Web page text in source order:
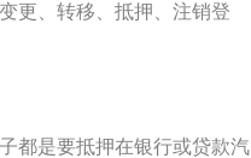
更、转移、抵押、注销登
验及受理机动车和驾驶员相
定办理机动车、驾驶员有关
都是要抵押在银行或贷款汽